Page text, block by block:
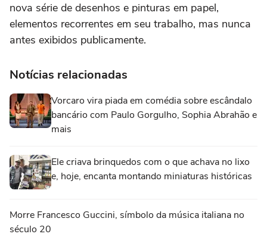
nova série de desenhos e pinturas em papel,
elementos recorrentes em seu trabalho, mas nunca
antes exibidos publicamente.
Notícias relacionadas
Vorcaro vira piada em comédia sobre escândalo
bancário com Paulo Gorgulho, Sophia Abrahão e
mais
Ele criava brinquedos com o que achava no lixo
e, hoje, encanta montando miniaturas históricas
Morre Francesco Guccini, símbolo da música italiana no
século 20